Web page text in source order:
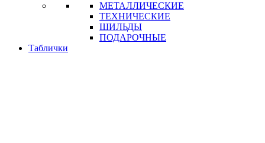
МЕТАЛЛИЧЕСКИЕ
ТЕХНИЧЕСКИЕ
ШИЛЬДЫ
ПОДАРОЧНЫЕ
Таблички